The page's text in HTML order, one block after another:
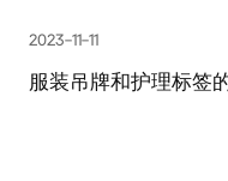
2023-11-11
服装吊牌和护理标签